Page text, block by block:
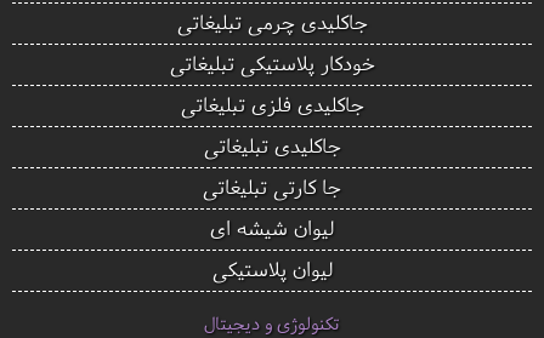
جاکلیدی چرمی تبلیغاتی
خودکار پلاستیکی تبلیغاتی
جاکلیدی فلزی تبلیغاتی
جاکلیدی تبلیغاتی
جا کارتی تبلیغاتی
لیوان شیشه ای
لیوان پلاستیکی
تکنولوژی و دیجیتال